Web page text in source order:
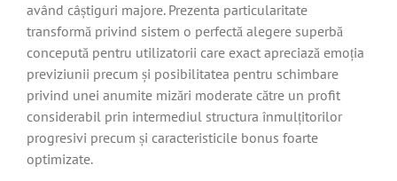
având câștiguri majore. Prezenta particularitate
transformă privind sistem o perfectă alegere superbă
concepută pentru utilizatorii care exact apreciază emoția
previziunii precum și posibilitatea pentru schimbare
privind unei anumite mizări moderate către un profit
considerabil prin intermediul structura înmulțitorilor
progresivi precum și caracteristicile bonus foarte
optimizate.